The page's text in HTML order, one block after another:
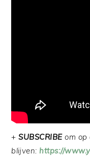
+SUBSCRIBEom op
blijven: https://